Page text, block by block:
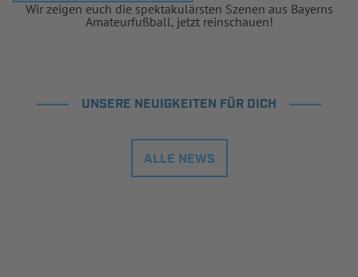
Wir zeigen euch die spektakulärsten Szenen aus Bayerns
Amateurfußball, jetzt reinschauen!
UNSERE NEUIGKEITEN FÜR DICH
ALLE NEWS